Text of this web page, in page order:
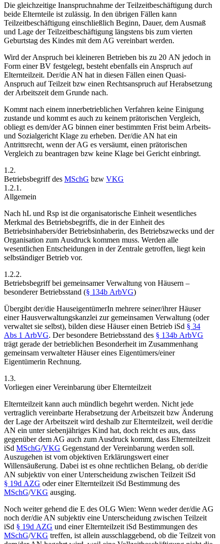
Die gleichzeitige Inanspruchnahme der Teilzeitbeschäftigung durch
beide Elternteile ist zulässig. In den übrigen Fällen kann
Teilzeitbeschäftigung einschließlich Beginn, Dauer, dem Ausmaß
und Lage der Teilzeitbeschäftigung längstens bis zum vierten
Geburtstag des Kindes mit dem AG vereinbart werden.
Wird der Anspruch bei kleineren Betrieben bis zu 20 AN jedoch in
Form einer BV festgelegt, besteht ebenfalls ein Anspruch auf
Elternteilzeit. Der/die AN hat in diesen Fällen einen Quasi-
Anspruch auf Teilzeit bzw einen Rechtsanspruch auf Herabsetzung
der Arbeitszeit dem Grunde nach.
Kommt nach einem innerbetrieblichen Verfahren keine Einigung
zustande und kommt es auch zu keinem prätorischen Vergleich,
obliegt es dem/der AG binnen einer bestimmten Frist beim Arbeits-
und Sozialgericht Klage zu erheben. Der/die AN hat ein
Antrittsrecht, wenn der AG es versäumt, einen prätorischen
Vergleich zu beantragen bzw keine Klage bei Gericht einbringt.
1.2.
Betriebsbegriff des MSchG bzw VKG
1.2.1.
Allgemein
Nach hL und Rsp ist die organisatorische Einheit wesentliches
Merkmal des Betriebsbegriffs, die in der Einheit des
Betriebsinhabers/der Betriebsinhaberin, des Betriebszwecks und der
Organisation zum Ausdruck kommen muss. Werden alle
wesentlichen Entscheidungen in der Zentrale getroffen, liegt kein
selbständiger Betrieb vor.
1.2.2.
Betriebsbegriff bei gemeinsamer Verwaltung von Häusern –
besonderer Betriebsstand (§ 134b ArbVG)
Übergibt der/die HauseigentümerIn mehrere seiner/ihrer Häuser
einer Hausverwaltungskanzlei zur gemeinsamen Verwaltung (oder
verwaltet sie selbst), bilden diese Häuser einen Betrieb iSd § 34
Abs 1 ArbVG. Der besondere Betriebsstand des § 134b ArbVG
trägt gerade der betrieblichen Besonderheit im Zusammenhang
gemeinsam verwalteter Häuser eines Eigentümers/einer
Eigentümerin Rechnung.
1.3.
Vorliegen einer Vereinbarung über Elternteilzeit
Elternteilzeit kann auch mündlich begehrt werden. Nicht jede
vertraglich vereinbarte Herabsetzung der Arbeitszeit bzw Änderung
der Lage der Arbeitszeit wird deshalb zur Elternteilzeit, weil der/die
AN ein unter siebenjähriges Kind hat, doch reicht es aus, dass
gegenüber dem AG auch zum Ausdruck kommt, dass Elternteilzeit
iSd MSchG/VKG Gegenstand der Vereinbarung werden soll.
Auszugehen ist vom objektiven Erklärungswert einer
Willensäußerung. Dabei ist es ohne rechtlichen Belang, ob der/die
AN subjektiv von einer Unterscheidung zwischen Teilzeit iSd
§ 19d AZG oder einer Elternteilzeit iSd Bestimmung des
MSchG/VKG ausging.
Noch weiter gehend die E des OLG Wien: Wenn weder der/die AG
noch der/die AN subjektiv eine Unterscheidung zwischen Teilzeit
iSd § 19d AZG und einer Elternteilzeit iSd Bestimmungen des
MSchG/VKG treffen, ist allein ausschlaggebend, ob die Teilzeit von